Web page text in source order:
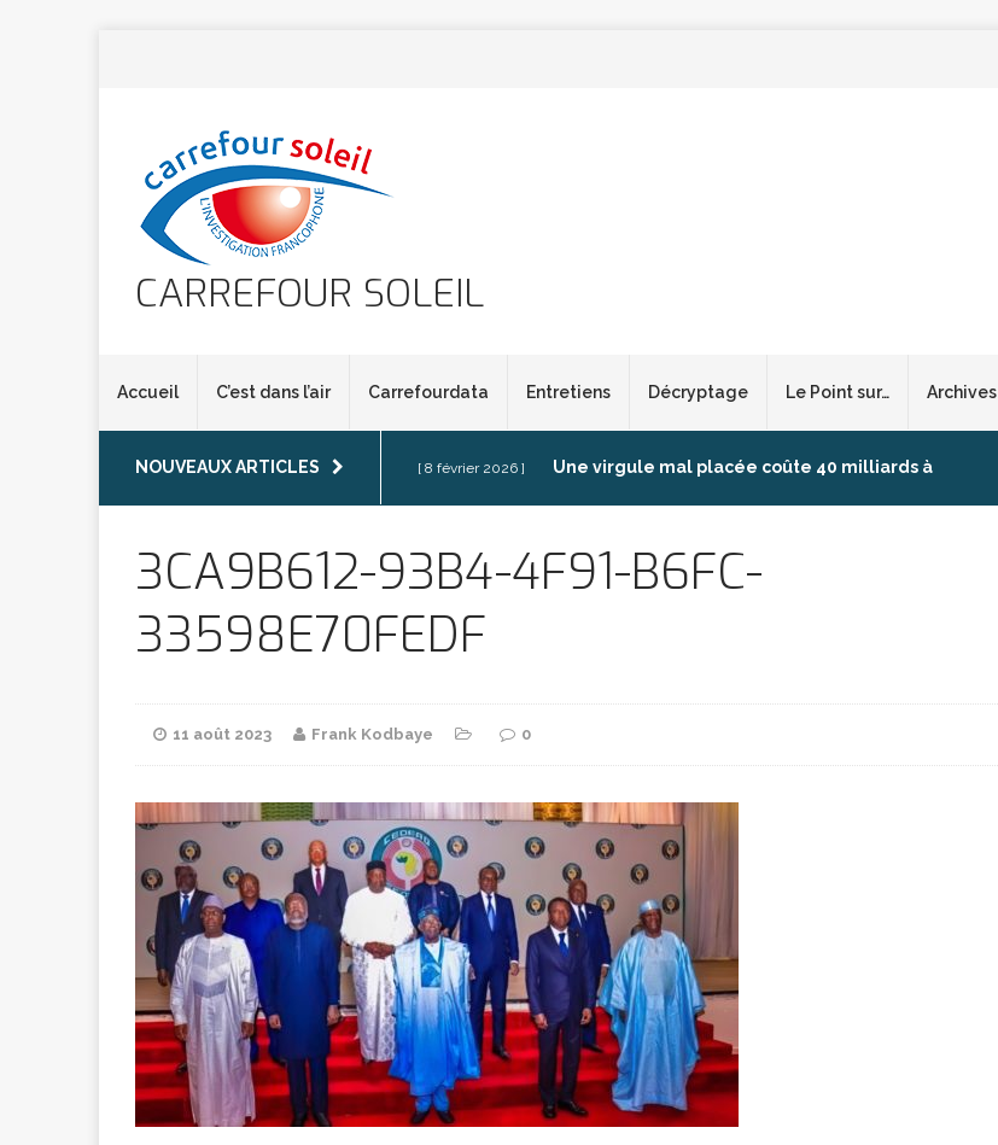
CARREFOUR SOLEIL
Accueil C’est dans l’air Carrefourdata Entretiens Décryptage Le Point sur… Archives
NOUVEAUX ARTICLES [ 8 février 2026 ] Une virgule mal placée coûte 40 milliards à
[ 8 février 2026 ]
[ 7 février 2026 ] Et si le temps n’existait pas ? ARTICLES RÉÇENTS
[ 6 février 2026 ] Le régime méditerranéen : un bouclier contre
l’AVC chez les femmes ARTICLES RÉÇENTS
[ 5 février 2026 ] Énergie solaire : l’Afrique passe de la pénurie à
l’ambition ARTICLES RÉÇENTS
3CA9B612-93B4-4F91-B6FC-
33598E70FEDF
11 août 2023 Frank Kodbaye 0